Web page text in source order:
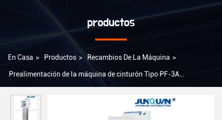
productos
En Casa > Productos > Recambios De La Máquina >
Prealimentación de la máquina de cinturón Tipo PF-3A